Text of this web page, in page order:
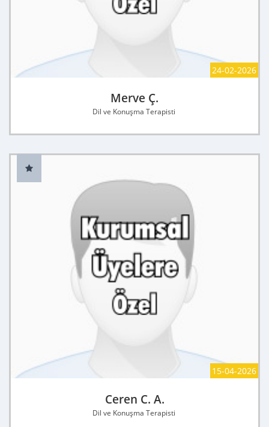
24-02-2026
Merve Ç.
Dil ve Konuşma Terapisti
15-04-2026
Ceren C. A.
Dil ve Konuşma Terapisti